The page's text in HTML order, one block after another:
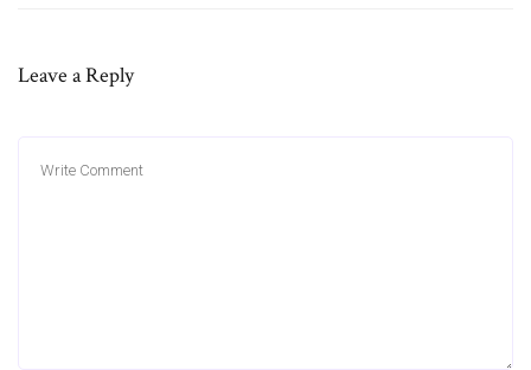
Leave a Reply